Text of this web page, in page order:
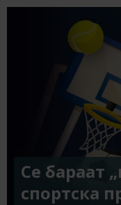
Се бараат
спортска